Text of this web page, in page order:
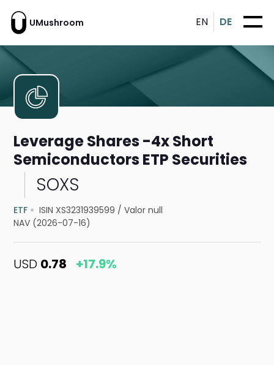
UMushroom EN DE
Leverage Shares -4x Short
Semiconductors ETP Securities
SOXS
ETF ISIN XS3231939599 /Valor null
NAV (2026-07-16)
USD 0.78 +17.9%